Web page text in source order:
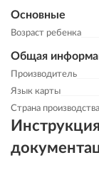
Основные
Возраст ребенка
Общая
Производитель
Язык карты
Страна производства